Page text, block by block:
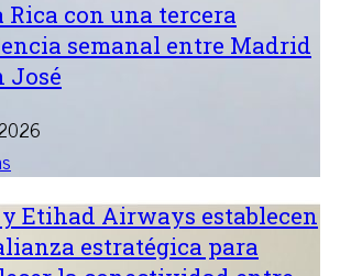
Rica con una tercera
semanal entre Madrid
José
Etihad Airways establecen
estratégica para